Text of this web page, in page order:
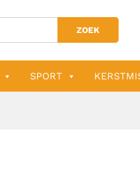
ZOEK
SPORT